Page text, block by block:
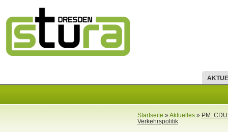
Startseite »Aktuelles» PM:
Verkehrspolitik